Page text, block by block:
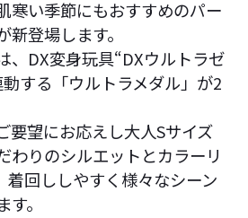
寒い季節にもおすすめのパー
登場します。
、DX変身玩具“DXウルトラゼ
する「ウルトラメダル」が2
要望にお応えし大人Sサイズ
わりのシルエットとカラーリ
着回ししやすく様々なシーン
。